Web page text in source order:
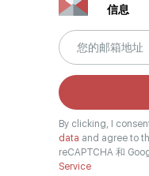
信息
By clicking, I
data and agree to
reCAPTCHA 和
Service